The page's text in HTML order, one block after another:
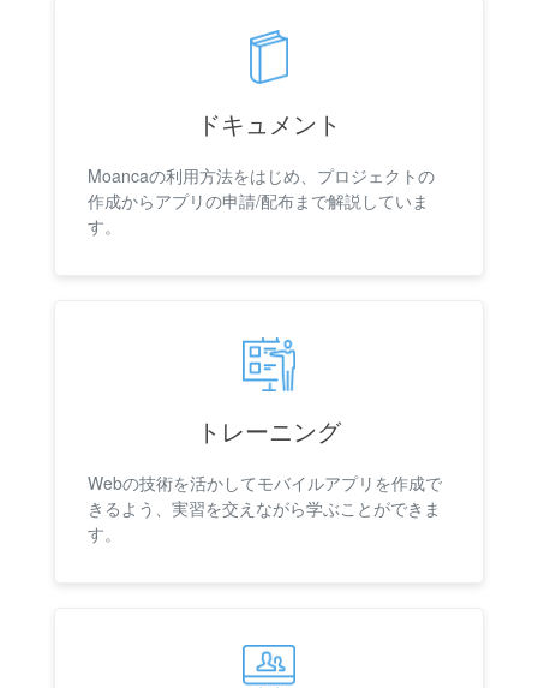
ドキュメント
Moancaの利用方法をはじめ、プロジェクトの
作成からアプリの申請/配布まで解説していま
す。
トレーニング
Webの技術を活かしてモバイルアプリを作成で
きるよう、実習を交えながら学ぶことができま
す。